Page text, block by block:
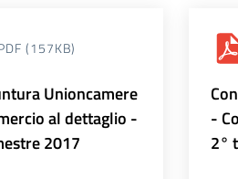
(157KB)
Unioncamere
al dettaglio -
2017
-
2°